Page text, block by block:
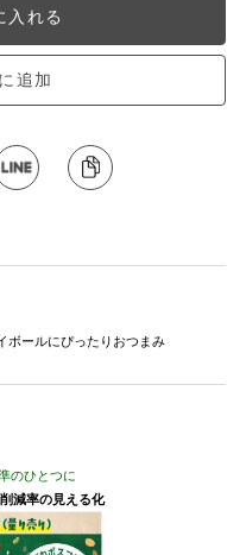
入れる
追加
ボールにぴったりおつまみ
のひとつに
減率の見える化